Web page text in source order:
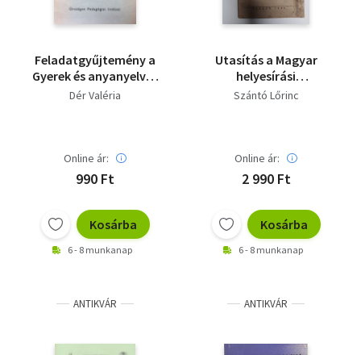
Feladatgyűjtemény a
Gyerek és anyanyelv c.
munkakönyv II.
Dér Valéria
Online ár:
990 Ft
Kosárba
6 - 8 munkanap
Utasítás a Magyar
helyesírási
gyakorlófüzet a
munkanapló
használatához
Szántó Lőrinc
Online ár:
2 990 Ft
Kosárba
6 - 8 munkanap
ANTIKVÁR ANTIKVÁR